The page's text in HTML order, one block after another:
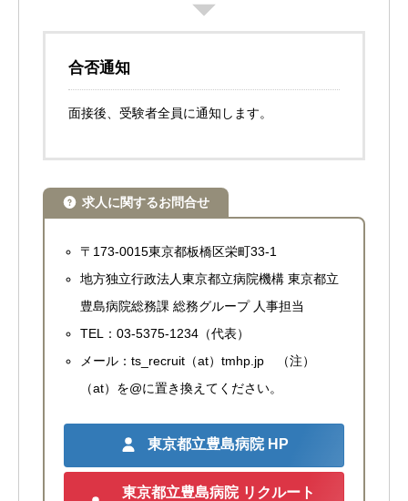
合否通知
面接後、受験者全員に通知します。
求人に関するお問合せ
〒173-0015東京都板橋区栄町33-1
地方独立行政法人東京都立病院機構 東京都立
豊島病院総務課 総務グループ 人事担当
TEL：03-5375-1234（代表）
メール：ts_recruit（at）tmhp.jp （注）
（at）を@に置き換えてください。
東京都立豊島病院 HP
東京都立豊島病院 リクルート